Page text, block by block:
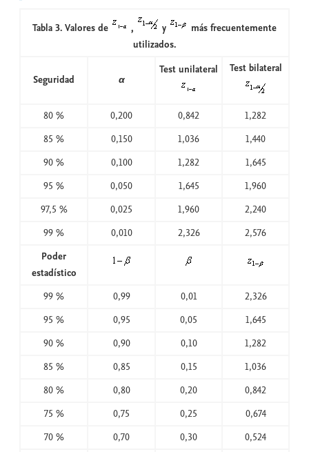
Tabla 3. Valores de , y
más frecuentemente
utilizados.
Seguridad α
Test unilateral Test bilateral
80 % 0,200 0,842
1,282
85 %
0,150 1,036
1,440
90 %
0,100 1,282
1,645
95 %
0,050 1,645
1,960
97,5 %
0,025 1,960
2,240
99 %
0,010 2,326
2,576
Poder
estadístico
99 %
0,99 0,01
2,326
95 %
0,95 0,05
1,645
90 %
0,90 0,10
1,282
85 %
0,85 0,15
1,036
80 %
0,80 0,20
0,842
75 %
0,75 0,25
0,674
70 %
0,70 0,30 0,524